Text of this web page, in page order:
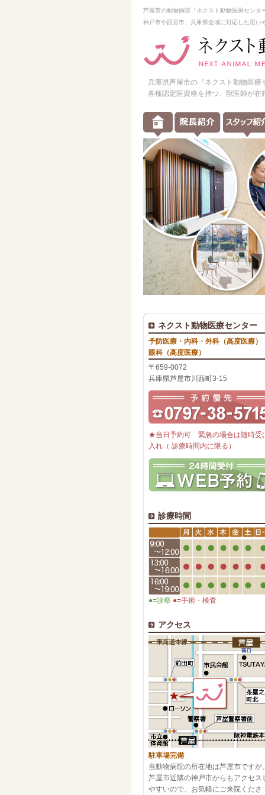
芦屋市の動物病院『ネクスト動物医療セン
神戸市や西宮市、兵庫県全域に対応した思
兵庫県芦屋市の『ネクスト動物医療
各種認定医資格を持つ、獣医師が在
ネクスト動物医療センター
予防医療・内科・外科（高度医療）
眼科（高度医療）
〒659-0072
兵庫県芦屋市川西町3-15
★当日予約可 緊急の場合は随時受
入れ（ 診療時間内に限る）
診療時間
●=診察 ●=手術・検査
アクセス
駐車場完備
当動物病院の所在地は芦屋市ですが
芦屋市近隣の神戸市からもアクセス
やすいので、お気軽にご来院くださ